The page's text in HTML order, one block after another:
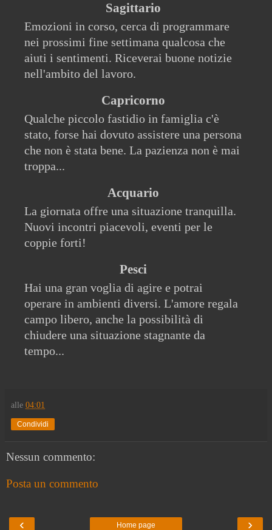
Sagittario
Emozioni in corso, cerca di programmare
nei prossimi fine settimana qualcosa che
aiuti i sentimenti. Riceverai buone notizie
nell'ambito del lavoro.
Capricorno
Qualche piccolo fastidio in famiglia c'è
stato, forse hai dovuto assistere una persona
che non è stata bene. La pazienza non è mai
troppa...
Acquario
La giornata offre una situazione tranquilla.
Nuovi incontri piacevoli, eventi per le
coppie forti!
Pesci
Hai una gran voglia di agire e potrai
operare in ambienti diversi. L'amore regala
campo libero, anche la possibilità di
chiudere una situazione stagnante da
tempo...
alle 04:01
Condividi
Nessun commento:
Posta un commento
‹ ›
Home page